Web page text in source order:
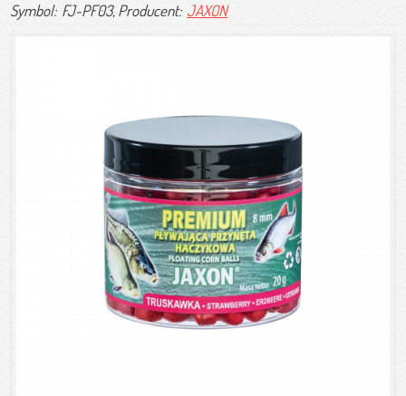
Symbol: FJ-PF03, Producent: JAXON